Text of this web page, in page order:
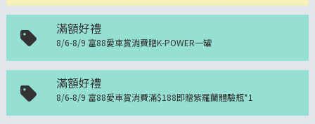
滿額好禮
8/6-8/9 富88愛車賞消費贈K-POWER一罐
滿額好禮
8/6-8/9 富88愛車賞消費滿$188即贈紫羅蘭體驗瓶*1